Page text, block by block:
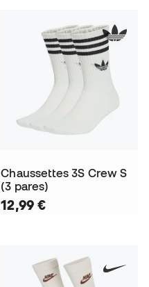
Chaussettes 3S Crew S
(3 pares)
12,99 €